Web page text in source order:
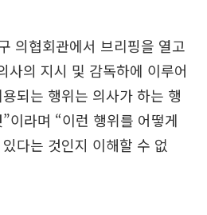
의협회관에서 브리핑을 열고
사의 지시 및 감독하에 이루어
되는 행위는 의사가 하는 행
이라며 “이런 행위를 어떻게
다는 것인지 이해할 수 없